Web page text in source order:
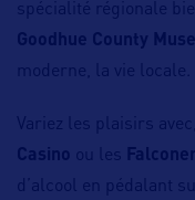
spécialité régionale
Goodhue County
moderne, la vie locale.
Variez les plaisirs
Casino
ou les
d’alcool en pédalant